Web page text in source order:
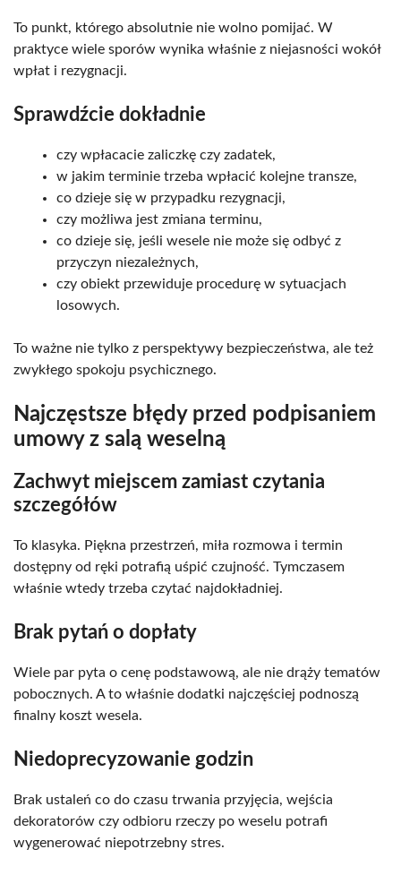
To punkt, którego absolutnie nie wolno pomijać. W
praktyce wiele sporów wynika właśnie z niejasności wokół
wpłat i rezygnacji.
Sprawdźcie dokładnie
czy wpłacacie zaliczkę czy zadatek,
w jakim terminie trzeba wpłacić kolejne transze,
co dzieje się w przypadku rezygnacji,
czy możliwa jest zmiana terminu,
co dzieje się, jeśli wesele nie może się odbyć z
przyczyn niezależnych,
czy obiekt przewiduje procedurę w sytuacjach
losowych.
To ważne nie tylko z perspektywy bezpieczeństwa, ale też
zwykłego spokoju psychicznego.
Najczęstsze błędy przed podpisaniem
umowy z salą weselną
Zachwyt miejscem zamiast czytania
szczegółów
To klasyka. Piękna przestrzeń, miła rozmowa i termin
dostępny od ręki potrafią uśpić czujność. Tymczasem
właśnie wtedy trzeba czytać najdokładniej.
Brak pytań o dopłaty
Wiele par pyta o cenę podstawową, ale nie drąży tematów
pobocznych. A to właśnie dodatki najczęściej podnoszą
finalny koszt wesela.
Niedoprecyzowanie godzin
Brak ustaleń co do czasu trwania przyjęcia, wejścia
dekoratorów czy odbioru rzeczy po weselu potrafi
wygenerować niepotrzebny stres.